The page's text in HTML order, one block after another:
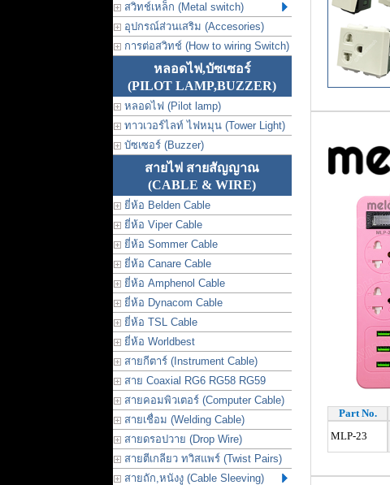
สวิทช์เหล็ก (Metal switch)
อุปกรณ์ส่วนเสริม (Accesories)
การต่อสวิทช์ (How to wiring Switch)
หลอดไฟ,บัซเซอร์
(PILOT LAMP,BUZZER)
หลอดไฟ (Pilot lamp)
ทาวเวอร์ไลท์ ไฟหมุน (Tower Light)
บัซเซอร์ (Buzzer)
สายไฟ สายสัญญาณ
(CABLE & WIRE)
ยี่ห้อ Belden Cable
ยี่ห้อ Viper Cable
ยี่ห้อ Sommer Cable
ยี่ห้อ Canare Cable
ยี่ห้อ Amphenol Cable
ยี่ห้อ Dynacom Cable
ยี่ห้อ TSL Cable
ยี่ห้อ Worldbest
สายกีตาร์ (Instrument Cable)
สาย Coaxial RG6 RG58 RG59
สายคอมพิวเตอร์ (Computer Cable)
สายเชื่อม (Welding Cable)
สายดรอปวาย (Drop Wire)
สายตีเกลียว ทวิสแพร์ (Twist Pairs)
สายถัก,หนังงู (Cable Sleeving)
Part No.
MLP-23